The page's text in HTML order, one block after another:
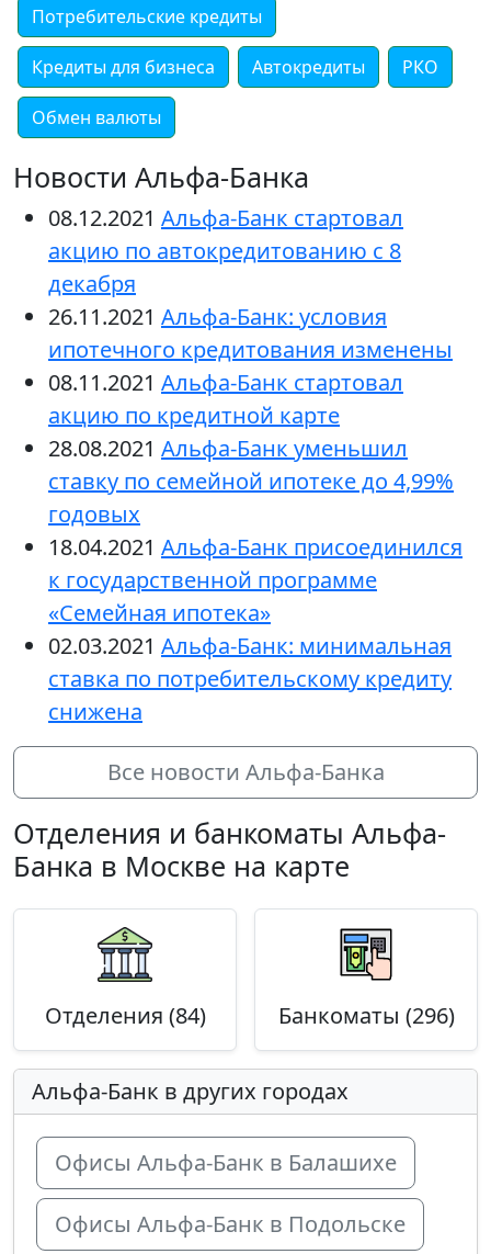
Потребительские кредиты
Кредиты для бизнеса Автокредиты РКО
Обмен валюты
Новости Альфа-Банка
08.12.2021 Альфа-Банк стартовал
акцию по автокредитованию с 8
декабря
26.11.2021 Альфа-Банк: условия
ипотечного кредитования изменены
08.11.2021 Альфа-Банк стартовал
акцию по кредитной карте
28.08.2021 Альфа-Банк уменьшил
ставку по семейной ипотеке до 4,99%
годовых
18.04.2021 Альфа-Банк присоединился
к государственной программе
«Семейная ипотека»
02.03.2021 Альфа-Банк: минимальная
ставка по потребительскому кредиту
снижена
Все новости Альфа-Банка
Отделения и банкоматы Альфа-
Банка в Москве на карте
Отделения (84) Банкоматы (296)
Альфа-Банк в других городах
Офисы Альфа-Банк в Балашихе
Офисы Альфа-Банк в Подольске